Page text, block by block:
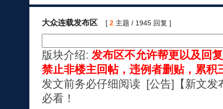
大众连载发布区 [ 2主题 / 1945 回复 ]
版块介绍: 发布区不允许帮更以及回
禁止非楼主回帖，违例者删贴，累积
发文前务必仔细阅读 [公告]【新文发
必看！